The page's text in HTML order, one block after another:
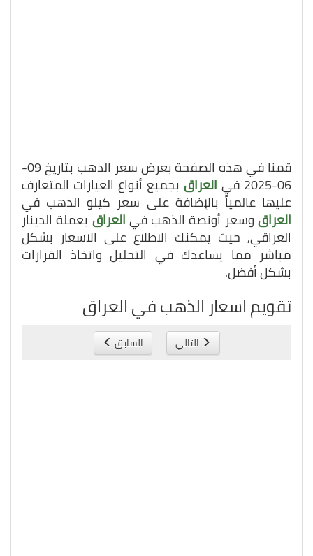
قمنا في هذه الصفحة بعرض سعر الذهب بتاريخ 09-
06-2025 في العراق بجميع أنواع العيارات المتعارف
عليها عالمياً بالإضافة على سعر كيلو الذهب في
العراقوسعر أونصة الذهب فيالعراق بعملة الدينار
العراقي, حيث يمكنك الاطلاع على الاسعار بشكل
مباشر مما يساعدك في التحليل واتخاذ القرارات
بشكل أفضل.
تقويم اسعار الذهب في العراق
التالي السابق